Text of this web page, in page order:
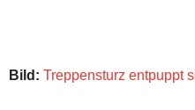
Bild: Treppensturz entpuppt